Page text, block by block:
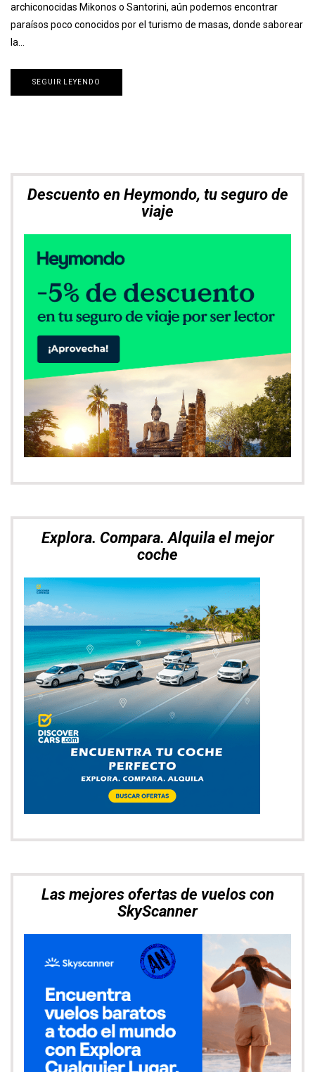
archiconocidas Mikonos o Santorini, aún podemos encontrar
paraísos poco conocidos por el turismo de masas, donde saborear
la…
SEGUIR LEYENDO
Explora. Compara. Alquila el mejor
coche
Las mejores ofertas de vuelos con
Muévete por Asia con total libertad